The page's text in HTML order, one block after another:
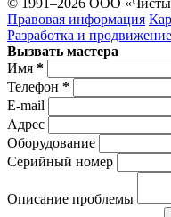
Правовая информация
Разработка и продвижение
Вызвать мастера
Имя *
Телефон *
E-mail
Адрес
Оборудование
Серийный номер
Описание проблемы